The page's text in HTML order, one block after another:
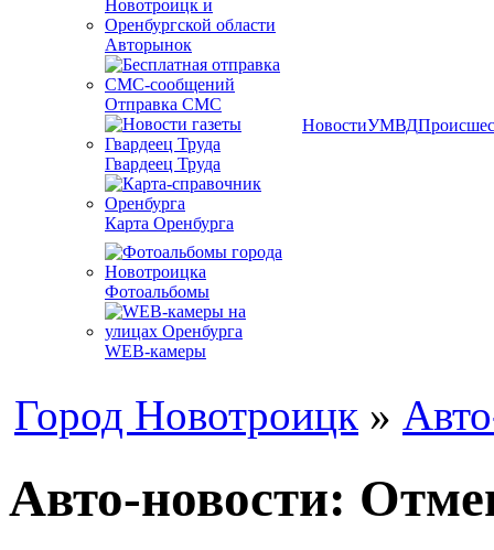
Авторынок
Отправка СМС
Гвардеец Труда
Карта Оренбурга
Фотоальбомы
WEB-камеры
НовостиУМВД
Город Новотроицк »
Авто-новости: